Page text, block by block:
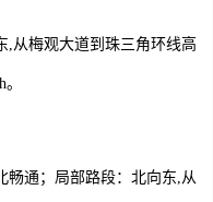
,从梅观大道到珠三角环线高
畅通；局部路段：北向东,从